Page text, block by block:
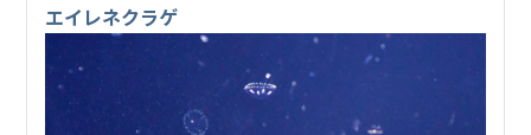
エイレネクラゲ